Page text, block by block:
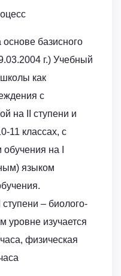
базисного
г.) Учебный
школы как
с
на II ступени и
11 классах, с
на I
языком
– биолого-
уровне изучается
физическая